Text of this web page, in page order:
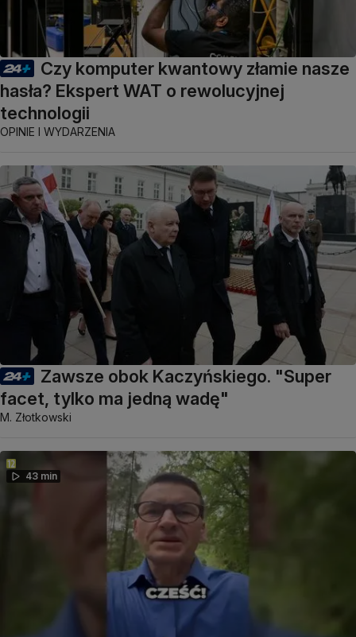
Czy komputer kwantowy złamie nasze
hasła? Ekspert WAT o rewolucyjnej
technologii
OPINIE I WYDARZENIA
Zawsze obok Kaczyńskiego. "Super
facet, tylko ma jedną wadę"
M. Złotkowski
43 min